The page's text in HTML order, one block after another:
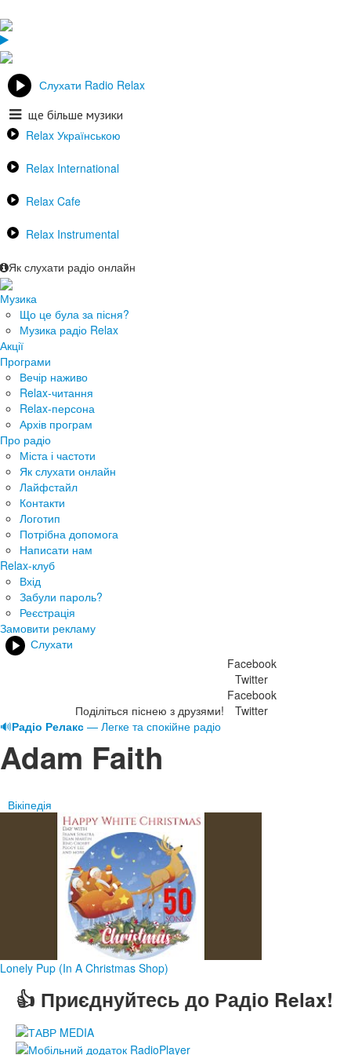
Слухати Radio Relax
ще більше музики
Relax Українською
Relax International
Relax Cafe
Relax Instrumental
Як слухати радіо онлайн
Музика
Що це була за пісня?
Музика радіо Relax
Акції
Програми
Вечір наживо
Relax-читання
Relax-персона
Архів програм
Про радіо
Міста і частоти
Як слухати онлайн
Лайфстайл
Контакти
Логотип
Потрібна допомога
Написати нам
Relax-клуб
Вхід
Забули пароль?
Реєстрація
Замовити рекламу
Слухати
Поділіться піснею з друзями!
Facebook
Twitter
Facebook
Twitter
🔊Радіо Релакс — Легке та спокійне радіо
Adam Faith
Вікіпедія
Lonely Pup (In A Christmas Shop)
👍 Приєднуйтесь до Радіо Relax!